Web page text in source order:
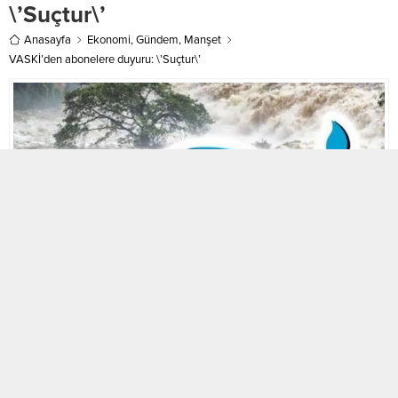
\’Suçtur\’
Anasayfa Ekonomi,Gündem, Manşet
VASKİ’den abonelere duyuru: \’Suçtur\’